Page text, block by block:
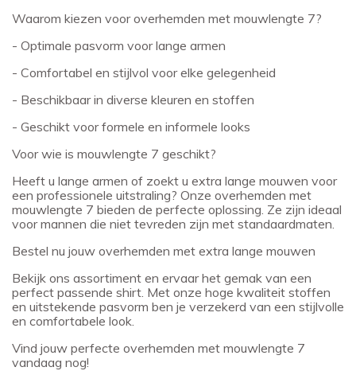
Waarom kiezen voor overhemden met mouwlengte 7?
- Optimale pasvorm voor lange armen
- Comfortabel en stijlvol voor elke gelegenheid
- Beschikbaar in diverse kleuren en stoffen
- Geschikt voor formele en informele looks
Voor wie is mouwlengte 7 geschikt?
Heeft u lange armen of zoekt u extra lange mouwen voor
een professionele uitstraling? Onze overhemden met
mouwlengte 7 bieden de perfecte oplossing. Ze zijn ideaal
voor mannen die niet tevreden zijn met standaardmaten.
Bestel nu jouw overhemden met extra lange mouwen
Bekijk ons assortiment en ervaar het gemak van een
perfect passende shirt. Met onze hoge kwaliteit stoffen
en uitstekende pasvorm ben je verzekerd van een stijlvolle
en comfortabele look.
Vind jouw perfecte overhemden met mouwlengte 7
vandaag nog!